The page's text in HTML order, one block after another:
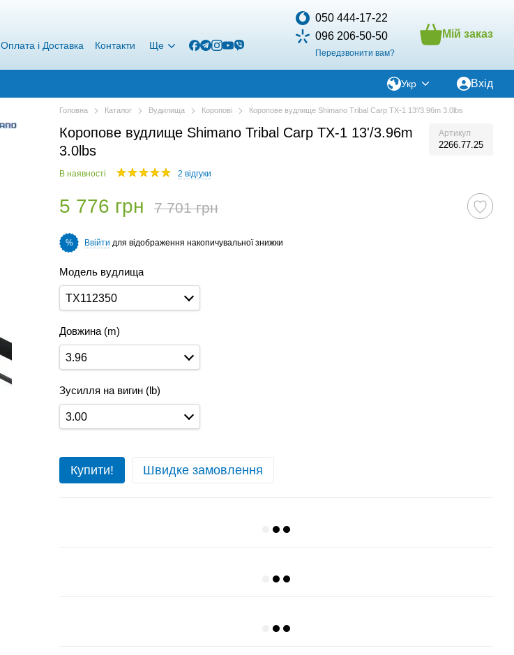
Оплата і Доставка Контакти Ще
050 444-17-22
096 206-50-50
Передзвонити вам?
Мій заказ
Укр Вхід
Головна Каталог Вудилища Коропові Коропове вудлище Shimano Tribal Carp TX-1 13'/3.96m 3.0lbs
Коропове вудлище Shimano Tribal Carp TX-1 13'/3.96m
3.0lbs
Артикул
2266.77.25
В наявності 2 відгуки
5 776 грн 7 701 грн
% Ввійти для відображення накопичувальної знижки
Модель вудлища
TX112350
Довжина (m)
3.96
Зусилля на вигин (lb)
3.00
Купити! Швидке замовлення